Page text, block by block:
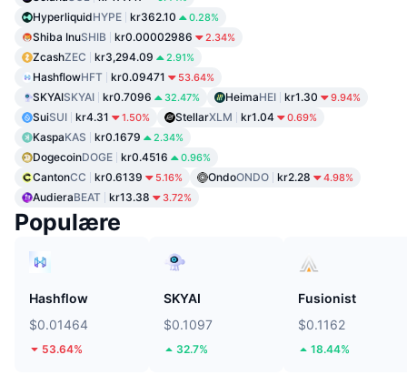
HyperliquidHYPE kr362.10 0.28%
Shiba InuSHIB kr0.00002986 2.34%
ZcashZEC kr3,294.09 2.91%
HashflowHFT kr0.09471 53.64%
SKYAISKYAI kr0.7096 32.47% HeimaHEI kr1.30 9.94%
SuiSUI kr4.31 1.50% StellarXLM kr1.04 0.69%
KaspaKAS kr0.1679 2.34%
DogecoinDOGE kr0.4516 0.96%
CantonCC kr0.6139 5.16% OndoONDO kr2.28 4.98%
AudieraBEAT kr13.38 3.72%
Populære
Hashflow
$0.01464
53.64%
SKYAI
$0.1097
32.7%
Fusionist
$0.1162
18.44%